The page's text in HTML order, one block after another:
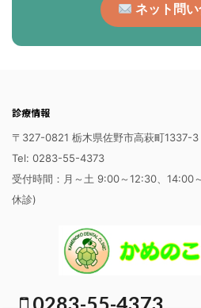
ネット問
診療情報
〒327-0821 栃木県佐野市高萩町1337-3
Tel: 0283-55-4373
受付時間：月～土 9:00～12:30、14:00
休診)